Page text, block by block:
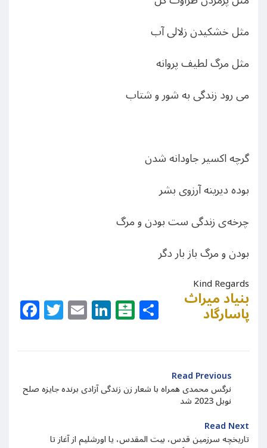
مثل خشکیدن زلالی آب
مثل مرگ لطیف پروانه
می رود زندگی به شور و شتاب
گرچه اکسیر جاودانه شدن
بوده دیرینه آرزوی بشر
چرخهی زندگی ست بودن و مرگ
بودن و مرگ باز بار دگر
Kind Regards
Facebook
Twitter
EmailLinkedIn
Balatarin
Share
بنیاد میراث
پاسارگاد
Read Previous
نرگس محمدی همراه با شعار زن زندگی آزادی برنده جایزه صلح
نوبل 2023 شد
Read Next
تاریخچه سرزمین قدس، بیت المقدس، یا اورشلیم از آغاز تا